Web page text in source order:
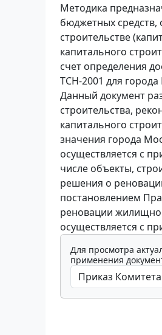
Методика
бюджетных средств,
строительстве
капитального
счет определения
ТСН-2001 для
Данный документ
строительства,
капитального
значения города
осуществляется с
числе объекты,
решения о
постановлением
реновации
осуществляется с
Для просмотра
применения